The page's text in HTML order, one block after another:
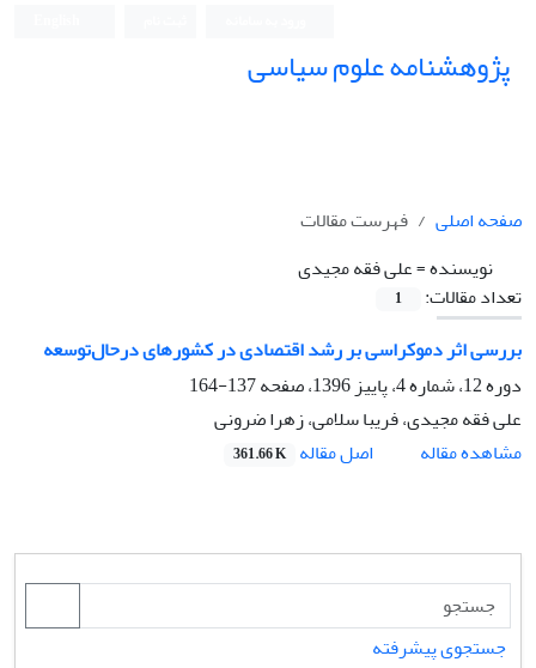
پژوهشنامه علوم سیاسی
صفحه اصلی
فهرست مقالات
نویسنده =علی فقه مجیدی
تعداد مقالات:
1
بررسی اثر دموکراسی بر رشد اقتصادی در کشورهای درحال‌توسعه
دوره 12، شماره 4، پاییز 1396، صفحه
137-164
علی فقه مجیدی، فریبا سلامی، زهرا ضرونی
مشاهده مقاله
اصل مقاله 361.66 K
جستجوی پیشرفته